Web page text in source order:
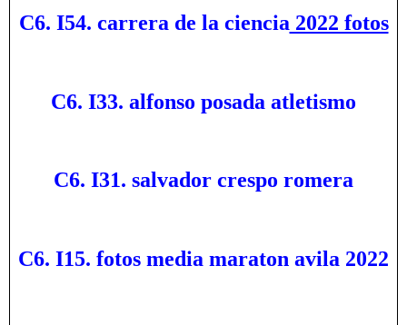
C6. I54. carrera de la ciencia 2022 fotos
C6. I33. alfonso posada atletismo
C6. I31. salvador crespo romera
C6. I15. fotos media maraton avila 2022